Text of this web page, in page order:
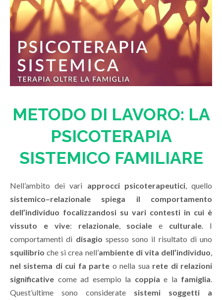
METODO DI LAVORO: LA
PSICOTERAPIA
SISTEMICO FAMILIARE
Nell’ambito dei vari approcci psicoterapeutici, quello
sistemico–relazionale spiega il comportamento
dell’individuo focalizzandosi su vari contesti in cui è
vissuto e vive: relazionale, sociale e culturale. I
comportamenti di disagio spesso sono il risultato di uno
squilibrio che si crea nell’ambiente di vita dell’individuo,
nel sistema di cui fa parte o nella sua rete di relazioni
significative come ad esempio la coppia e la famiglia.
Quest’ultime sono considerate sistemi soggetti a